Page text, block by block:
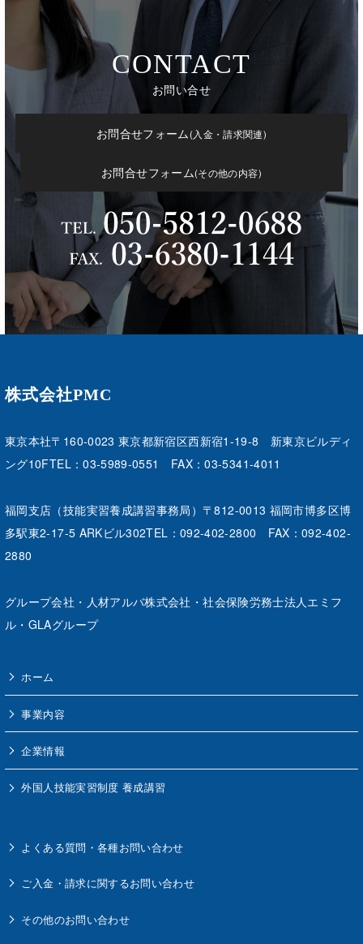
CONTACT
お問合せフォーム(入金・請求関連)
お問合せフォーム(その他の内容)
株式会社PMC
東京本社〒160-0023 東京都新宿区西新宿1-19-8 新東京ビルディ
ング10FTEL：03-5989-0551 FAX：03-5341-4011
福岡支店（技能実習養成講習事務局） 〒812-0013 福岡市博多区博
多駅東2-17-5 ARKビル302TEL：092-402-2800 FAX：092-402-
2880
グループ会社 ・ 人材アルバ株式会社 ・社会保険労務士法人エミフ
ル ・ GLAグループ
ホーム
事業内容
企業情報
外国人技能実習制度 養成講習
よくある質問・各種お問い合わせ
ご入金・請求に関するお問い合わせ
その他のお問い合わせ